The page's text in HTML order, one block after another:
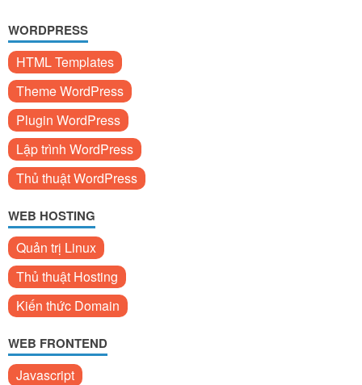
WORDPRESS
HTML Templates
Theme WordPress
Plugin WordPress
Lập trình WordPress
Thủ thuật WordPress
WEB HOSTING
Quản trị Linux
Thủ thuật Hosting
Kiến thức Domain
WEB FRONTEND
Javascript